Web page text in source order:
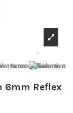
6mm Reflex